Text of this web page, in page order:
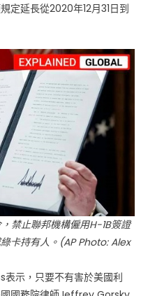
定延長從2020年12月31日到
禁止聯邦機構僱用H-1B簽證
卡持有人。(AP Photo: Alex
示，只要不有害於美國利